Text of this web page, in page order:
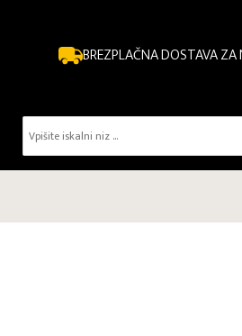
BREZPLAČNA DOSTAVA